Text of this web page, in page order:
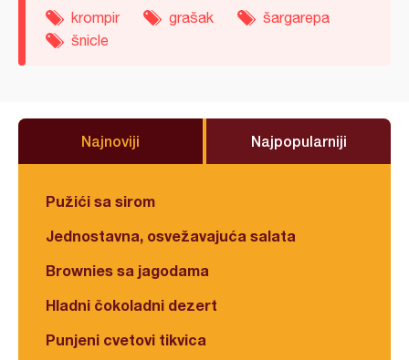
krompir grašak
šargarepa
šnicle
Najnoviji Najpopularniji
Pužići sa sirom
Jednostavna, osvežavajuća salata
Brownies sa jagodama
Hladni čokoladni dezert
Punjeni cvetovi tikvica